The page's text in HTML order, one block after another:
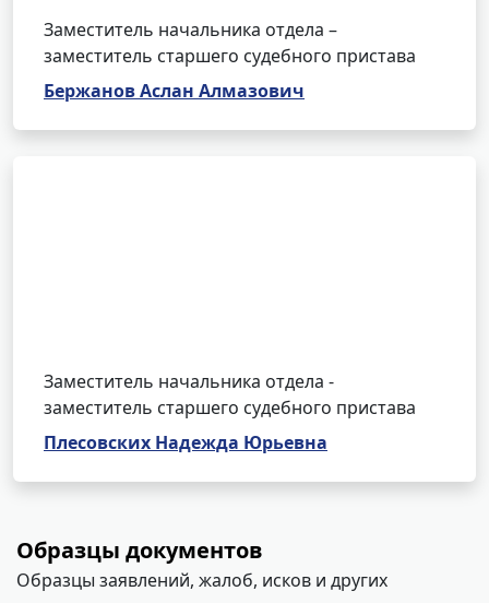
Заместитель начальника отдела –
заместитель старшего судебного пристава
Бержанов Аслан Алмазович
Заместитель начальника отдела -
заместитель старшего судебного пристава
Плесовских Надежда Юрьевна
Образцы документов
Образцы заявлений, жалоб, исков и других